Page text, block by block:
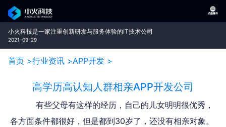
小火科技是一家注重创新研发与服务体验的IT技术公司
2021-09-29
首页 >行业资讯 >APP开发 >
高学历高认知人群相亲APP开发公司
有些父母有这样的经历，自己的儿女明明很优秀，
各方面条件都很好，但是都到30岁了，还没有相亲对象。